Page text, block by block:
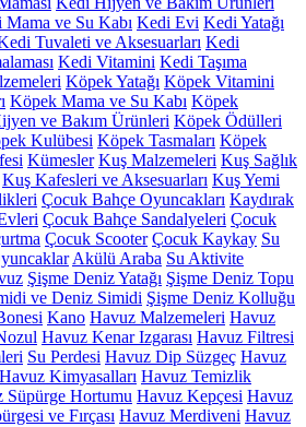
Mama ve Su Kabı Kedi Evi Kedi Yatağı
Tuvaleti ve Aksesuarları Kedi
Kedi Vitamini Kedi Taşıma
Köpek Yatağı Köpek Vitamini
Köpek Mama ve Su Kabı Köpek
ve Bakım Ürünleri Köpek Ödülleri
Kulübesi Köpek Tasmaları Köpek
Kümesler Kuş Malzemeleri Kuş Sağlık
Kuş Kafesleri ve Aksesuarları Kuş Yemi
Çocuk Bahçe Oyuncakları Kaydırak
Çocuk Bahçe Sandalyeleri Çocuk
Çocuk Scooter Çocuk Kaykay Su
Akülü Araba Su Aktivite
Şişme Deniz Yatağı Şişme Deniz Topu
ve Deniz Simidi Şişme Deniz Kolluğu
Kano Havuz Malzemeleri Havuz
Havuz Kenar Izgarası Havuz Filtresi
Su Perdesi Havuz Dip Süzgeç Havuz
Havuz Kimyasalları Havuz Temizlik
Süpürge Hortumu Havuz Kepçesi Havuz
ve Fırçası Havuz Merdiveni Havuz